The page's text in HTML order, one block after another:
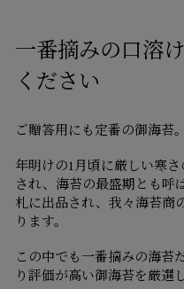
一番摘みの口溶
ください
ご贈答用にも定番の御海苔。
年明けの1月頃に厳しい寒
され、海苔の最盛期とも呼
札に出品され、我々海苔商
ります。
この中でも一番摘みの海苔
り評価が高い御海苔を厳選